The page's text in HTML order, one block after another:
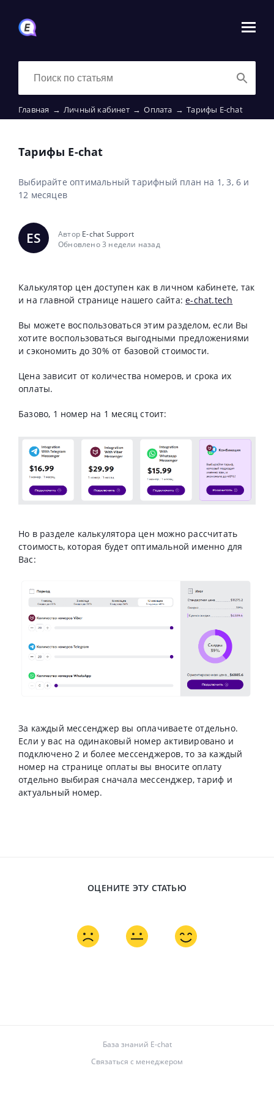
Главная → Личный кабинет → Оплата → Тарифы E-chat
Тарифы E-chat
Выбирайте оптимальный тарифный план на 1, 3, 6 и
12 месяцев
ES Автор E-chat Support
Обновлено 3 недели назад
Калькулятор цен доступен как в личном кабинете, так
и на главной странице нашего сайта:e-chat.tech
Вы можете воспользоваться этим разделом, если Вы
хотите воспользоваться выгодными предложениями
и сэкономить до 30% от базовой стоимости.
Цена зависит от количества номеров, и срока их
оплаты.
Базово, 1 номер на 1 месяц стоит:
Но в разделе калькулятора цен можно рассчитать
стоимость, которая будет оптимальной именно для
Вас:
За каждый мессенджер вы оплачиваете отдельно.
Если у вас на одинаковый номер активировано и
подключено 2 и более мессенджеров, то за каждый
номер на странице оплаты вы вносите оплату
отдельно выбирая сначала мессенджер, тариф и
актуальный номер.
ОЦЕНИТЕ ЭТУ СТАТЬЮ
База знаний E-chat
Связаться с менеджером